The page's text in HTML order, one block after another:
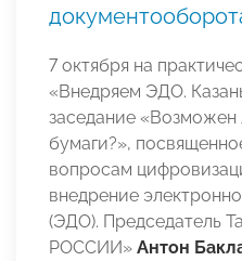
7 октября на
«Внедряем ЭДО.
заседание «Возможен
бумаги?»,
вопросам
внедрение
(ЭДО). Председатель
РОССИИ» Антон